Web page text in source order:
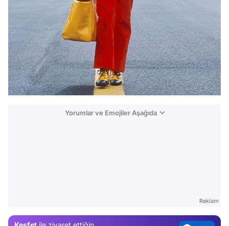
Yorumlar ve Emojiler Aşağıda
Reklam